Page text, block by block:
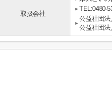
取扱会社
TEL:0480-
公益社団法
公益社団